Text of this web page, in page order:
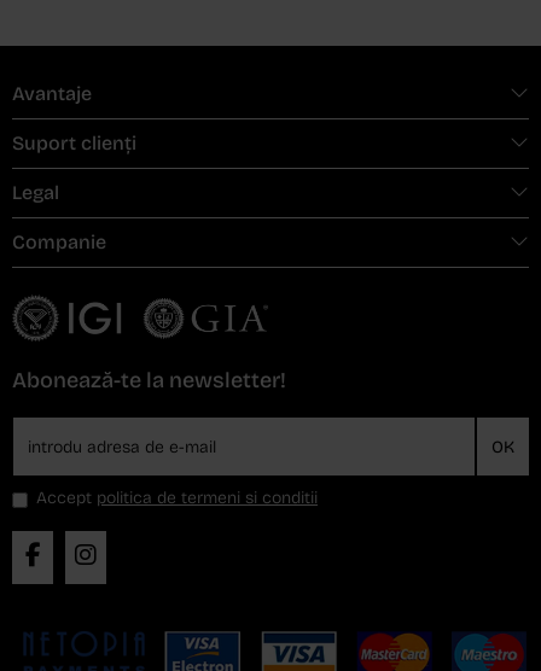
Avantaje
Suport clienți
Legal
Companie
Abonează-te la newsletter!
OK
Accept politica de termeni si conditii